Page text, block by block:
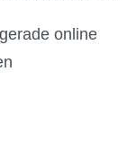
online